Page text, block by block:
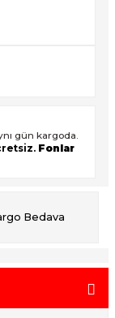
gün kargoda.
Fonlar
Bedava